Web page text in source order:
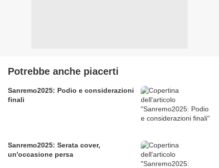
Potrebbe anche piacerti
Sanremo2025: Podio e considerazioni
finali
Sanremo2025: Serata cover,
un'occasione persa